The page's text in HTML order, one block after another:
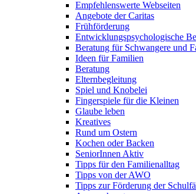
Empfehlenswerte Webseiten
Angebote der Caritas
Frühförderung
Entwicklungspsychologische
Beratung für Schwangere und
Ideen für Familien
Beratung
Elternbegleitung
Spiel und Knobelei
Fingerspiele für die Kleinen
Glaube leben
Kreatives
Rund um Ostern
Kochen oder Backen
SeniorInnen Aktiv
Tipps für den Familienalltag
Tipps von der AWO
Tipps zur Förderung der